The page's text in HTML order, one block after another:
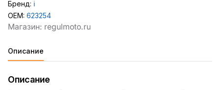
Бренд: ℹ️
OEM: 623254
Описание
Описание